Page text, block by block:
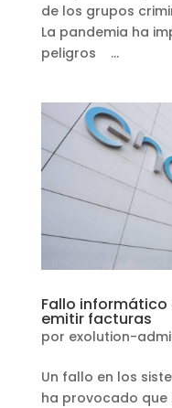
de los grupos
La pandemia ha
peligros ...
Fallo informático
emitir facturas
por exolution-
Un fallo en los
ha provocado que